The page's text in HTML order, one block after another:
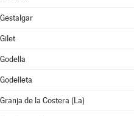
Gestalgar
Gilet
Godella
Godelleta
Granja de la Costera (La)